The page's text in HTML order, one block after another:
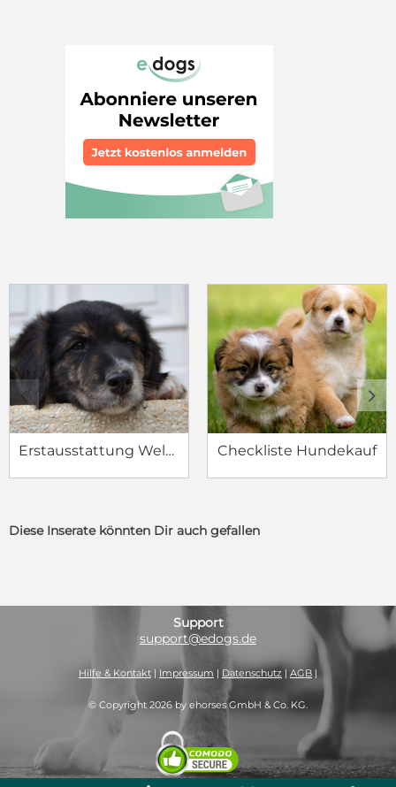
Erstausstattung Welpe Checkliste Hundekauf
c d
Diese Inserate könnten Dir auch gefallen
Support
support@edogs.de
Hilfe & Kontakt | Impressum | Datenschutz | AGB |
© Copyright 2026 by ehorses GmbH & Co. KG.